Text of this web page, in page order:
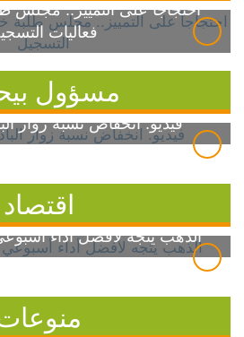
احتجاجاً على التمييز.. مجلس
فعاليات
مسؤول
فيديو: انخفاض نسبة زوار
اقتصاد
الذهب يتجه لأفضل أداء